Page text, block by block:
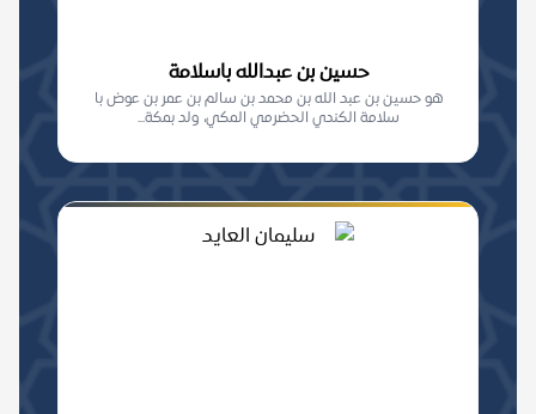
حسين بن عبدالله باسلامة
هو حسين بن عبد الله بن محمد بن سالم بن عمر بن عوض با
سلامة الكندي الحضرمي المكي، ولد بمكة...